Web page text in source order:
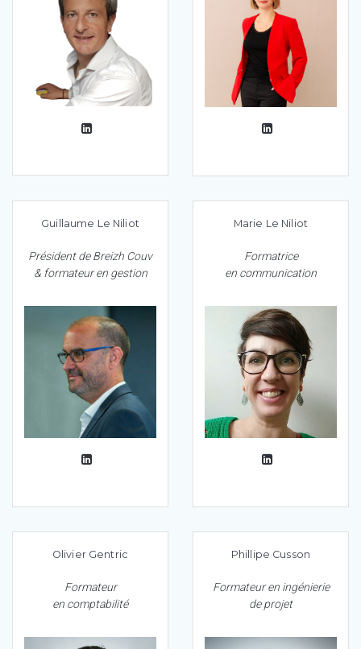
Guillaume Le Niliot
Président de Breizh Couv
& formateur en gestion
Marie Le Niliot
Formatrice
en communication
Olivier Gentric
Formateur
en comptabilité
Phillipe Cusson
Formateur en ingénierie
de projet